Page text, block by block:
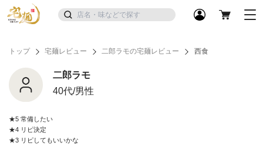
トップ 宅麺レビュー 二郎ラモの宅麺レビュー 西食
二郎ラモ
40代/男性
★5 常備したい
★4 リピ決定
★3 リピしてもいいかな